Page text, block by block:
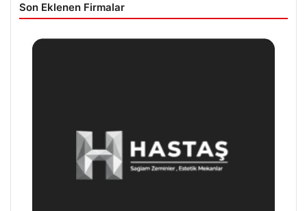
Son Eklenen Firmalar